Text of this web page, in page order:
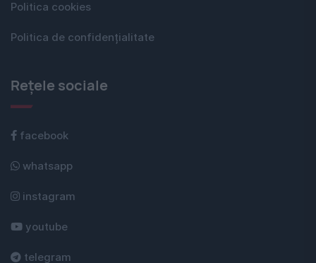
Politica cookies
Politica de confidențialitate
Rețele sociale
facebook
whatsapp
instagram
youtube
telegram